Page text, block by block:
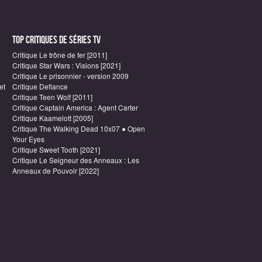
Top critiques de Séries TV
Critique Le trône de fer [2011]
Critique Star Wars : Visions [2021]
Critique Le prisonnier - version 2009
Critique Defiance
Critique Teen Wolf [2011]
Critique Captain America : Agent Carter
Critique Kaamelott [2005]
Critique The Walking Dead 10x07 ● Open
Your Eyes
Critique Sweet Tooth [2021]
Critique Le Seigneur des Anneaux : Les
Anneaux de Pouvoir [2022]